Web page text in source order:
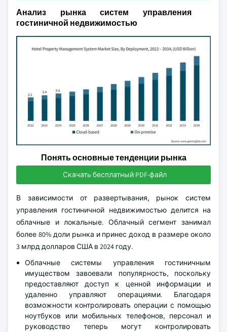
Анализ рынка систем управления
гостиничной недвижимостью
Понять основные тенденции рынка
Скачать бесплатный PDF-файл
В зависимости от развертывания, рынок систем
управления гостиничной недвижимостью делится на
облачные и локальные. Облачный сегмент занимал
более 80% доли рынка и принес доход в размере около
3 млрд долларов США в 2024 году.
Облачные системы управления гостиничным
имуществом завоевали популярность, поскольку
предоставляют доступ к ценной информации и
удаленно управляют операциями. Благодаря
возможности контролировать операции с помощью
ноутбуков или мобильных телефонов, персонал и
руководство теперь могут контролировать